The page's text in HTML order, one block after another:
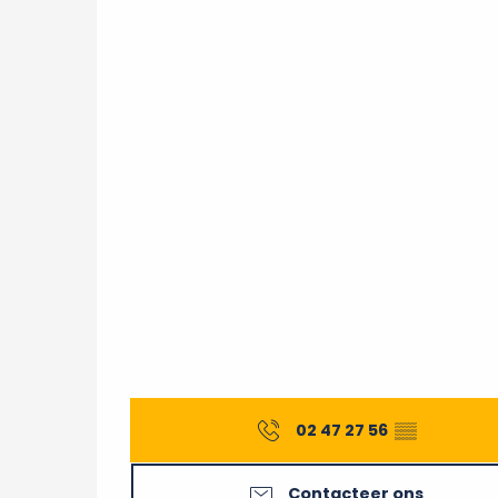
02 47 27 56 ▒▒
Contacteer ons